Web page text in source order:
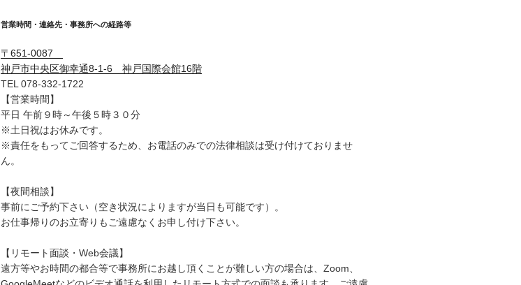
営業時間・連絡先・事務所への経路等
〒651-0087
神戸市中央区御幸通8-1-6 神戸国際会館16階
TEL 078-332-1722
【営業時間】
平日 午前９時～午後５時３０分
※土日祝はお休みです。
※責任をもってご回答するため、お電話のみでの法律相談は受け付けておりませ
ん。
【夜間相談】
事前にご予約下さい（空き状況によりますが当日も可能です）。
お仕事帰りのお立寄りもご遠慮なくお申し付け下さい。
【リモート面談・Web会議】
遠方等やお時間の都合等で事務所にお越し頂くことが難しい方の場合は、Zoom、